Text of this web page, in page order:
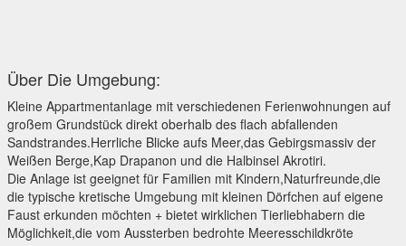
Über Die Umgebung:
Kleine Appartmentanlage mit verschiedenen Ferienwohnungen auf
großem Grundstück direkt oberhalb des flach abfallenden
Sandstrandes.Herrliche Blicke aufs Meer,das Gebirgsmassiv der
Weißen Berge,Kap Drapanon und die Halbinsel Akrotiri.
Die Anlage ist geeignet für Familien mit Kindern,Naturfreunde,die
die typische kretische Umgebung mit kleinen Dörfchen auf eigene
Faust erkunden möchten + bietet wirklichen Tierliebhabern die
Möglichkeit,die vom Aussterben bedrohte Meeresschildkröte